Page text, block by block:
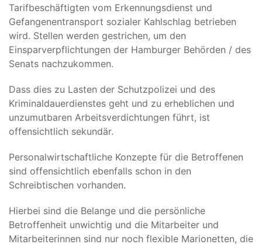
Tarifbeschäftigten vom Erkennungsdienst und
Gefangenentransport sozialer Kahlschlag betrieben
wird. Stellen werden gestrichen, um den
Einsparverpflichtungen der Hamburger Behörden / des
Senats nachzukommen.
Dass dies zu Lasten der Schutzpolizei und des
Kriminaldauerdienstes geht und zu erheblichen und
unzumutbaren Arbeitsverdichtungen führt, ist
offensichtlich sekundär.
Personalwirtschaftliche Konzepte für die Betroffenen
sind offensichtlich ebenfalls schon in den
Schreibtischen vorhanden.
Hierbei sind die Belange und die persönliche
Betroffenheit unwichtig und die Mitarbeiter und
Mitarbeiterinnen sind nur noch flexible Marionetten, die